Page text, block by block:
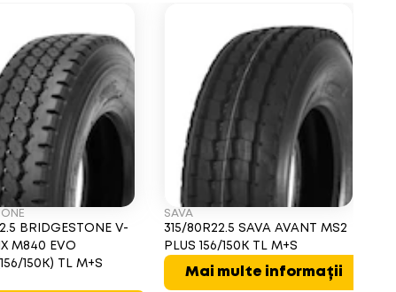
BRIDGESTONE V-
M840 EVO
150K) TL M+S
SAVA
315/80R22.5 SAVA AVANT MS2
PLUS 156/150K TL M+S
Mai multe informații